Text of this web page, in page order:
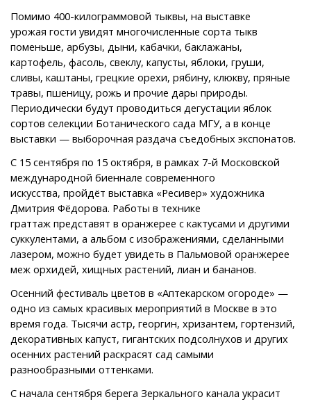
Помимо 400-килограммовой тыквы, на выставке
урожая гости увидят многочисленные сорта тыкв
поменьше, арбузы, дыни, кабачки, баклажаны,
картофель, фасоль, свеклу, капусты, яблоки, груши,
сливы, каштаны, грецкие орехи, рябину, клюкву, пряные
травы, пшеницу, рожь и прочие дары природы.
Периодически будут проводиться дегустации яблок
сортов селекции Ботанического сада МГУ, а в конце
выставки — выборочная раздача съедобных экспонатов.
С 15 сентября по 15 октября, в рамках 7-й Московской
международной биеннале современного
искусства, пройдёт выставка «Ресивер» художника
Дмитрия Фёдорова. Работы в технике
граттаж представят в оранжерее с кактусами и другими
суккулентами, а альбом с изображениями, сделанными
лазером, можно будет увидеть в Пальмовой оранжерее
меж орхидей, хищных растений, лиан и бананов.
Осенний фестиваль цветов в «Аптекарском огороде» —
одно из самых красивых мероприятий в Москве в это
время года. Тысячи астр, георгин, хризантем, гортензий,
декоративных капуст, гигантских подсолнухов и других
осенних растений раскрасят сад самыми
разнообразными оттенками.
​С начала сентября берега Зеркального канала украсит